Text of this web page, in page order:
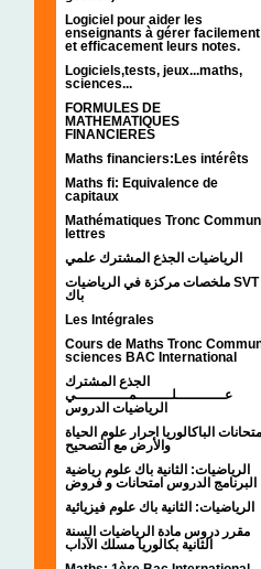
Logiciel pour aider les
enseignants à gérer facilement
et efficacement leurs notes.
Logiciels,tests, jeux...maths,
sciences...
FORMULES DE
MATHEMATIQUES
FINANCIERES
Maths financiers:Les intérêts
Maths fi: Equivalence de
capitaux
Mathématiques Tronc Commun
lettres
الرياضيات الجذع المشترك علمي
ملخصات مركزة في الرياضيات SVT
باك
Les Intégrales
Cours de Maths Tronc
sciences BAC International
الجذع المشترك
عـــــــــــلــــــــمــــــــــــي
الرياضيات الدروس
امتحانات الباكالوريا احرار علوم الحياة
والأرض مع التصحيح
الرياضيات: الثانية باك علوم رياضية
البرنامج الدروس امتحانات و فروض
الرياضيات: الثانية باك علوم فيزيائية
مقرر دروس مادة الرياضيات السنة
الثانية بكالوريا مسلك الآداب